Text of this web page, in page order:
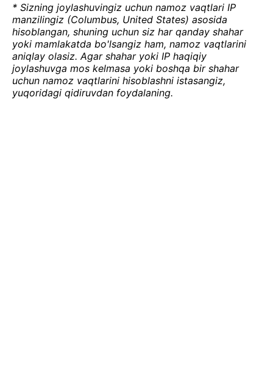
* Sizning joylashuvingiz uchun namoz vaqtlari IP
manzilingiz (Columbus, United States) asosida
hisoblangan, shuning uchun siz har qanday shahar
yoki mamlakatda bo'lsangiz ham, namoz vaqtlarini
aniqlay olasiz. Agar shahar yoki IP haqiqiy
joylashuvga mos kelmasa yoki boshqa bir shahar
uchun namoz vaqtlarini hisoblashni istasangiz,
yuqoridagi qidiruvdan foydalaning.